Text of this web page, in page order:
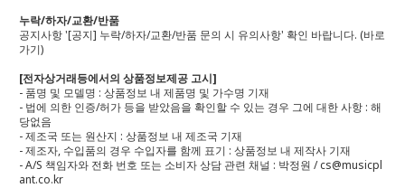
누락/하자/교환/반품
공지사항 '[공지] 누락/하자/교환/반품 문의 시 유의사항' 확인 바랍니다. (바로
가기)
[전자상거래등에서의 상품정보제공 고시]
- 품명 및 모델명 : 상품정보 내 제품명 및 가수명 기재
- 법에 의한 인증/허가 등을 받았음을 확인할 수 있는 경우 그에 대한 사항 : 해
당없음
- 제조국 또는 원산지 : 상품정보 내 제조국 기재
- 제조자, 수입품의 경우 수입자를 함께 표기 : 상품정보 내 제작사 기재
- A/S 책임자와 전화 번호 또는 소비자 상담 관련 채널 : 박정원 / cs@musicpl
ant.co.kr